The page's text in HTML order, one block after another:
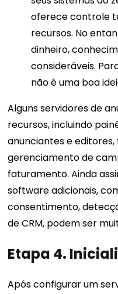
oferece controle
recursos. No
dinheiro,
consideráveis.
não é uma boa
Alguns servidores de
recursos, incluindo
anunciantes e
gerenciamento de
faturamento. Ainda
software adicionais,
consentimento,
de CRM, podem ser
Etapa 4.
Após configurar um